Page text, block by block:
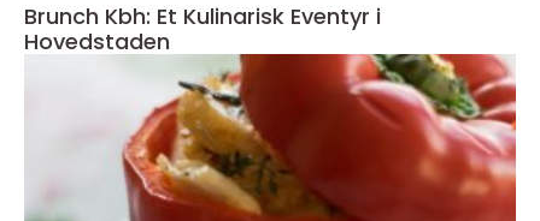
Brunch Kbh: Et Kulinarisk Eventyr i
Hovedstaden